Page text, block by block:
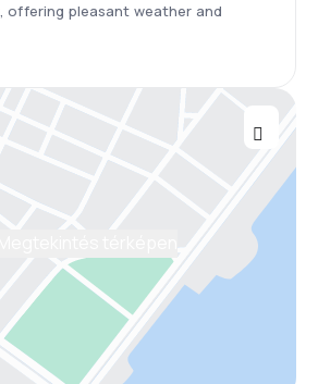
offering pleasant weather and